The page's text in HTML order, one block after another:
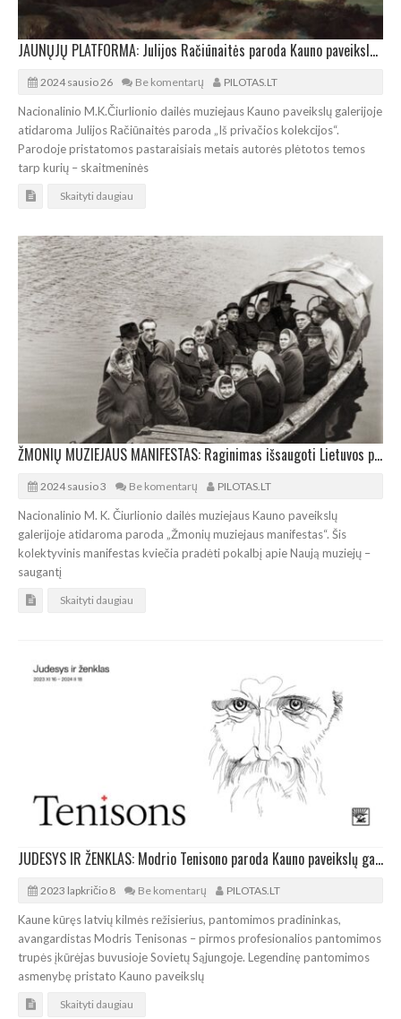
JAUNŲJŲ PLATFORMA: Julijos Račiūnaitės paroda Kauno paveikslų galerijoje
2024 sausio 26 Be komentarų PILOTAS.LT
Nacionalinio M.K.Čiurlionio dailės muziejaus Kauno paveikslų galerijoje
atidaroma Julijos Račiūnaitės paroda „Iš privačios kolekcijos“.
Parodoje pristatomos pastaraisiais metais autorės plėtotos temos
tarp kurių – skaitmeninės
Skaityti daugiau
ŽMONIŲ MUZIEJAUS MANIFESTAS: Raginimas išsaugoti Lietuvos pramonės atmintį
2024 sausio 3 Be komentarų PILOTAS.LT
Nacionalinio M. K. Čiurlionio dailės muziejaus Kauno paveikslų
galerijoje atidaroma paroda „Žmonių muziejaus manifestas“. Šis
kolektyvinis manifestas kviečia pradėti pokalbį apie Naują muziejų –
saugantį
Skaityti daugiau
JUDESYS IR ŽENKLAS: Modrio Tenisono paroda Kauno paveikslų galerijoje
2023 lapkričio 8 Be komentarų PILOTAS.LT
Kaune kūręs latvių kilmės režisierius, pantomimos pradininkas,
avangardistas Modris Tenisonas – pirmos profesionalios pantomimos
trupės įkūrėjas buvusioje Sovietų Sąjungoje. Legendinę pantomimos
asmenybę pristato Kauno paveikslų
Skaityti daugiau